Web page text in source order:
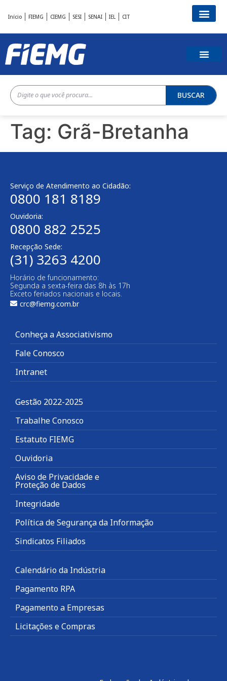
Início FIEMG CIEMG SESI SENAI IEL CIT
BUSCAR
Tag: Grã-Bretanha
Serviço de Atendimento ao Cidadão:
0800 181 8189
Ouvidoria:
0800 882 2525
Recepção Sede:
(31) 3263 4200
Horário de funcionamento:
Segunda a sexta-feira das 8h às 17h
Exceto feriados nacionais e locais.
crc@fiemg.com.br
Conheça a Associativismo
Fale Conosco
Intranet
Gestão 2022-2025
Trabalhe Conosco
Estatuto FIEMG
Ouvidoria
Aviso de Privacidade e
Proteção de Dados
Integridade
Política de Segurança da Informação
Sindicatos Filiados
Calendário da Indústria
Pagamento RPA
Pagamento a Empresas
Licitações e Compras